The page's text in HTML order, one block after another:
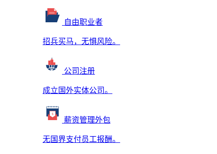
自由职业者
招兵买马，无惧风险。
公司注册
成立国外实体公司。
薪资管理外包
无国界支付员工报酬。